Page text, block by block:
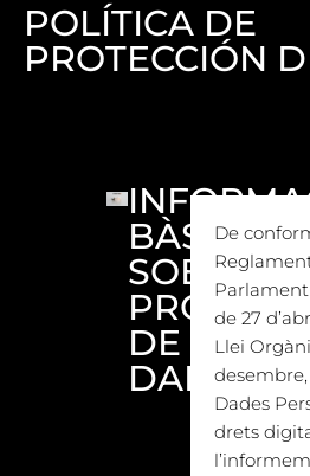
POLÍTICA DE
PROTECCIÓN
BÀSICA
SOBRE
DE
DADES
De
de 27
Llei
Dades
drets